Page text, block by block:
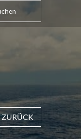
ZURÜCK